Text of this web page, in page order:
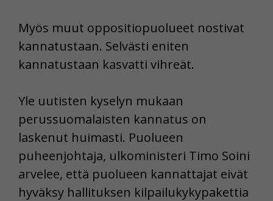
Myös muut oppositiopuolueet nostivat
kannatustaan. Selvästi eniten
kannatustaan kasvatti vihreät.
Yle uutisten kyselyn mukaan
perussuomalaisten kannatus on
laskenut huimasti. Puolueen
puheenjohtaja, ulkoministeri Timo Soini
arvelee, että puolueen kannattajat eivät
hyväksy hallituksen kilpailukykypakettia